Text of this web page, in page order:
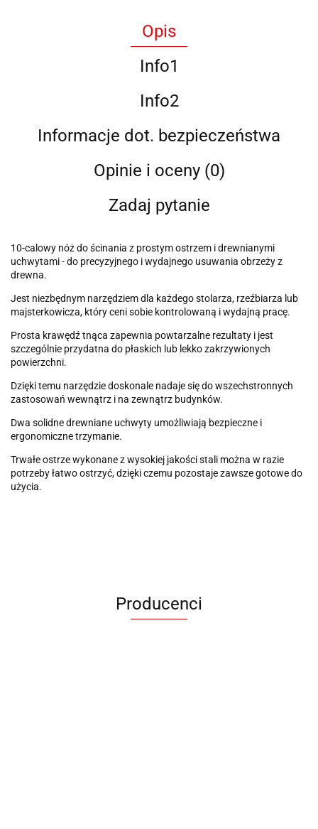
Opis
Info1
Info2
Informacje dot. bezpieczeństwa
Opinie i oceny (0)
Zadaj pytanie
10-calowy nóż do ścinania z prostym ostrzem i drewnianymi
uchwytami - do precyzyjnego i wydajnego usuwania obrzeży z
drewna.
Jest niezbędnym narzędziem dla każdego stolarza, rzeźbiarza lub
majsterkowicza, który ceni sobie kontrolowaną i wydajną pracę.
Prosta krawędź tnąca zapewnia powtarzalne rezultaty i jest
szczególnie przydatna do płaskich lub lekko zakrzywionych
powierzchni.
Dzięki temu narzędzie doskonale nadaje się do wszechstronnych
zastosowań wewnątrz i na zewnątrz budynków.
Dwa solidne drewniane uchwyty umożliwiają bezpieczne i
ergonomiczne trzymanie.
Trwałe ostrze wykonane z wysokiej jakości stali można w razie
potrzeby łatwo ostrzyć, dzięki czemu pozostaje zawsze gotowe do
użycia.
Producenci